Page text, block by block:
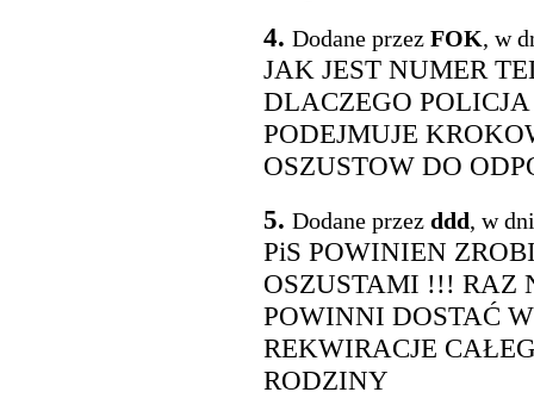
4. Dodane przez FOK, w
JAK JEST NUMER
DLACZEGO
PODEJMUJE
OSZUSTOW DO
5. Dodane przez ddd, w
PiS POWINIEN
OSZUSTAMI !!! RAZ
POWINNI DOSTAĆ
REKWIRACJE
RODZINY